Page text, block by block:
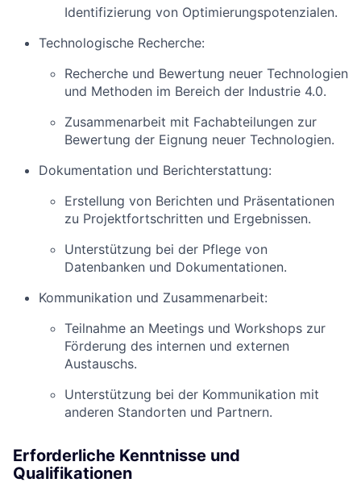
Identifizierung von Optimierungspotenzialen.
Technologische Recherche:
Recherche und Bewertung neuer Technologien
und Methoden im Bereich der Industrie 4.0.
Zusammenarbeit mit Fachabteilungen zur
Bewertung der Eignung neuer Technologien.
Dokumentation und Berichterstattung:
Erstellung von Berichten und Präsentationen
zu Projektfortschritten und Ergebnissen.
Unterstützung bei der Pflege von
Datenbanken und Dokumentationen.
Kommunikation und Zusammenarbeit:
Teilnahme an Meetings und Workshops zur
Förderung des internen und externen
Austauschs.
Unterstützung bei der Kommunikation mit
anderen Standorten und Partnern.
Erforderliche Kenntnisse und
Qualifikationen